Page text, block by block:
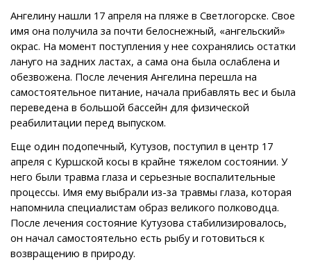
Ангелину нашли 17 апреля на пляже в Светлогорске. Свое
имя она получила за почти белоснежный, «ангельский»
окрас. На момент поступления у нее сохранялись остатки
лануго на задних ластах, а сама она была ослаблена и
обезвожена. После лечения Ангелина перешла на
самостоятельное питание, начала прибавлять вес и была
переведена в большой бассейн для физической
реабилитации перед выпуском.
Еще один подопечный, Кутузов, поступил в центр 17
апреля с Куршской косы в крайне тяжелом состоянии. У
него были травма глаза и серьезные воспалительные
процессы. Имя ему выбрали из-за травмы глаза, которая
напомнила специалистам образ великого полководца.
После лечения состояние Кутузова стабилизировалось,
он начал самостоятельно есть рыбу и готовиться к
возвращению в природу.